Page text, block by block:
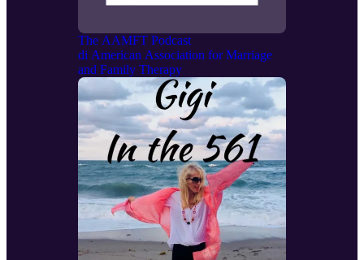
The AAMFT Podcast
di American Association for Marriage
and Family Therapy